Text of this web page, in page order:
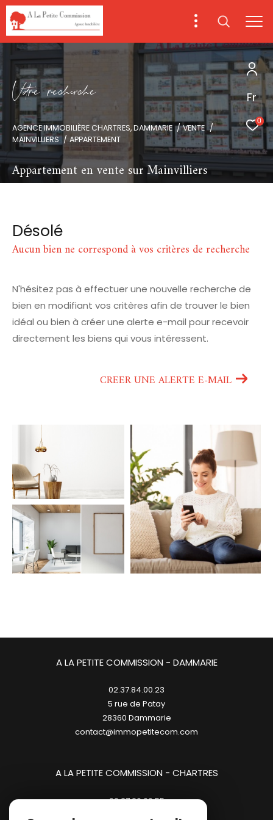
Fr
0
Vore recece
AGENCE IMMOBILIÈRE CHARTRES, DAMMARIE
VENTE
MAINVILLIERS
APPARTEMENT
Appartement en vente sur Mainvilliers
Désolé
Aucun bien ne correspond à vos critères de recherche
N'hésitez pas à effectuer une nouvelle recherche de
bien en modifiant vos critères afin de trouver le bien
idéal ou bien à créer une alerte e-mail pour recevoir
directement les biens qui vous intéressent.
CREER UNE ALERTE E-MAIL
A LA PETITE COMMISSION - CHARTRES
02.37.20.00.55
A LA PETITE COMMISSION - DAMMARIE
02.37.84.00.23
5 rue de Patay
28360
dammarie
contact@immopetitecom.com